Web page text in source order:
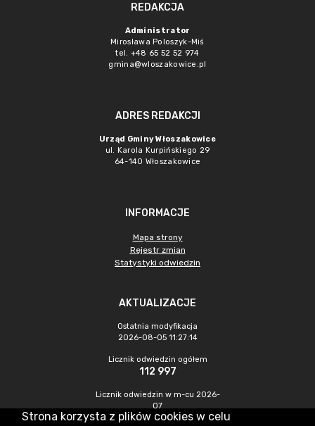
REDAKCJA
Administrator
Mirosława Poloszyk-Miś
tel. +48 65 52 52 974
gmina@wloszakowice.pl
ADRES REDAKCJI
Urząd Gminy Włoszakowice
ul. Karola Kurpińskiego 29
64-140 Włoszakowice
INFORMACJE
Mapa strony
Rejestr zmian
Statystyki odwiedzin
AKTUALIZACJE
Ostatnia modyfikacja
2026-08-05 11:27:14
Licznik odwiedzin ogółem
112 997
Licznik odwiedzin w m-cu 2026-
07
327
Strona korzysta z plików cookies w celu